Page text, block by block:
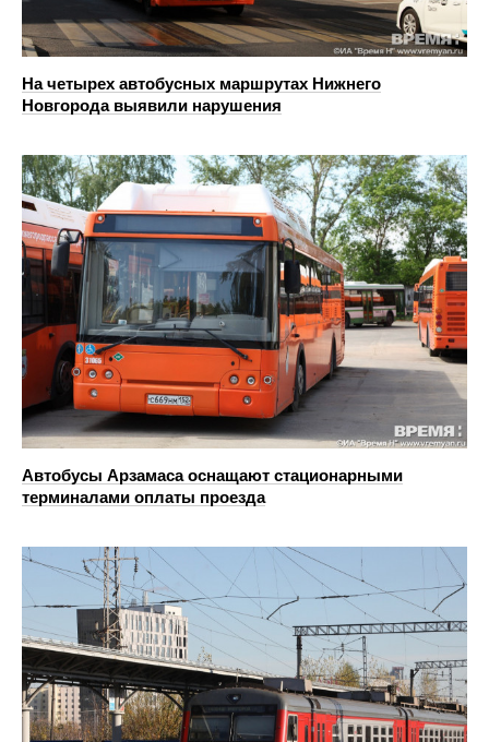
На четырех автобусных маршрутах Нижнего
Новгорода выявили нарушения
Автобусы Арзамаса оснащают стационарными
терминалами оплаты проезда